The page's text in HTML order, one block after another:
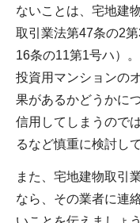
ないことは、宅地建
取引業法第47条の2
16条の11第1号ハ）。
投資用マンションの
果があるかどうかに
信用してしまうので
るなど慎重に検討し
また、宅地建物取引
なら、その業者に連